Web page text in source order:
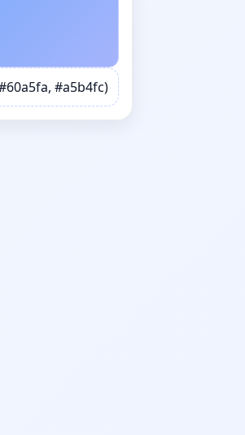
#a5b4fc);